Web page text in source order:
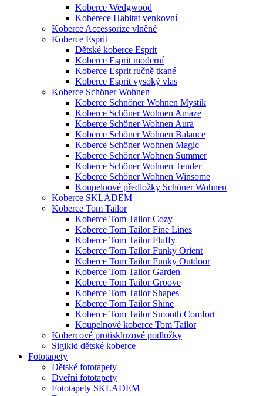
Koberce Wedgwood
Koberece Habitat venkovní
Koberce Accessorize vlněné
Koberce Esprit
Dětské koberce Esprit
Koberce Esprit moderní
Koberce Esprit ručně tkané
Koberce Esprit vysoký vlas
Koberce Schöner Wohnen
Koberce Schnöner Wohnen Mystik
Koberce Schöner Wohnen Amaze
Koberce Schöner Wohnen Aura
Koberce Schöner Wohnen Balance
Koberce Schöner Wohnen Magic
Koberce Schöner Wohnen Summer
Koberce Schöner Wohnen Tender
Koberce Schöner Wohnen Winsome
Koupelnové předložky Schöner Wohnen
Koberce SKLADEM
Koberce Tom Tailor
Koberce Tom Tailor Cozy
Koberce Tom Tailor Fine Lines
Koberce Tom Tailor Fluffy
Koberce Tom Tailor Funky Orient
Koberce Tom Tailor Funky Outdoor
Koberce Tom Tailor Garden
Koberce Tom Tailor Groove
Koberce Tom Tailor Shapes
Koberce Tom Tailor Shine
Koberce Tom Tailor Smooth Comfort
Koupelnové koberce Tom Tailor
Kobercové protiskluzové podložky
Sigikid dětské koberce
Fototapety
Dětské fototapety
Dveřní fototapety
Fototapety SKLADEM